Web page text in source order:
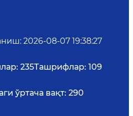
: 2026-08-07 19:38:27
235Ташрифлар: 109
ўртача вақт: 290